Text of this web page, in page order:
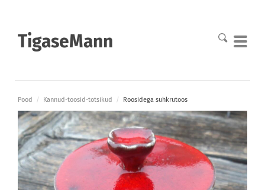
TigaseMann
Pood / Kannud-toosid-totsikud / Roosidega suhkrutoos